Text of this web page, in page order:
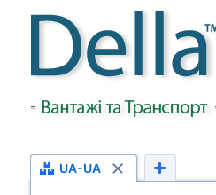
UA-UA